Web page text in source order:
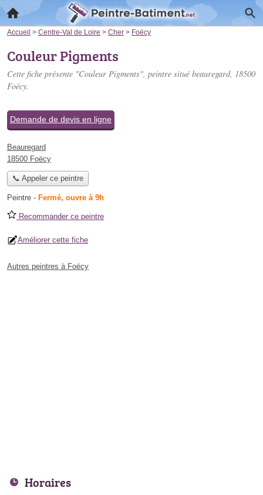
Accueil > Centre-Val de Loire > Cher > Foëcy
Couleur Pigments
Cette fiche présente "Couleur Pigments", peintre situé beauregard, 18500
Foëcy.
Demande de devis en ligne
Beauregard
18500 Foëcy
📞 Appeler ce peintre
Peintre - Fermé, ouvre à 9h
Recommander ce peintre
Améliorer cette fiche
Autres peintres à Foëcy
Horaires